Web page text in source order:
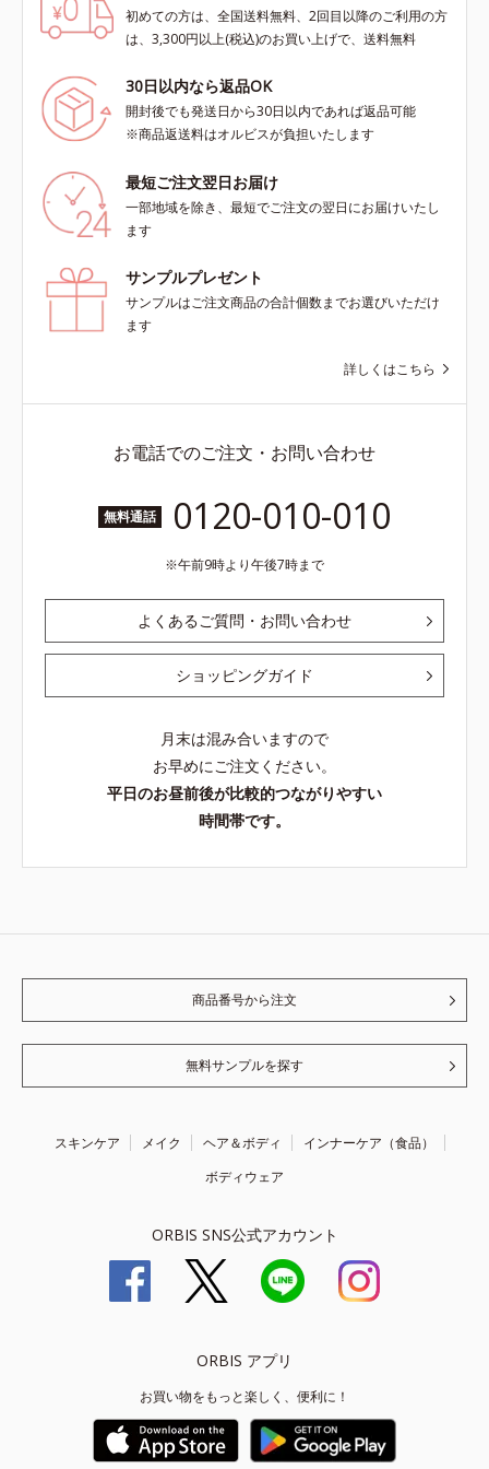
初めての方は、全国送料無料、2回目以降のご利用の方
は、3,300円以上(税込)のお買い上げで、送料無料
30日以内なら返品OK
開封後でも発送日から30日以内であれば返品可能
※商品返送料はオルビスが負担いたします
最短ご注文翌日お届け
一部地域を除き、最短でご注文の翌日にお届けいたし
ます
サンプルプレゼント
サンプルはご注文商品の合計個数までお選びいただけ
ます
詳しくはこちら
お電話でのご注文・お問い合わせ
無料通話 0120-010-010
午前9時より午後7時まで
よくあるご質問・お問い合わせ
ショッピングガイド
月末は混み合いますので
お早めにご注文ください。
平日のお昼前後が比較的つながりやすい
時間帯です。
商品番号から注文
無料サンプルを探す
スキンケア メイク ヘア＆ボディ
インナーケア（食品）
ボディウェア
ORBIS SNS公式アカウント
ORBIS アプリ
お買い物をもっと楽しく、便利に！